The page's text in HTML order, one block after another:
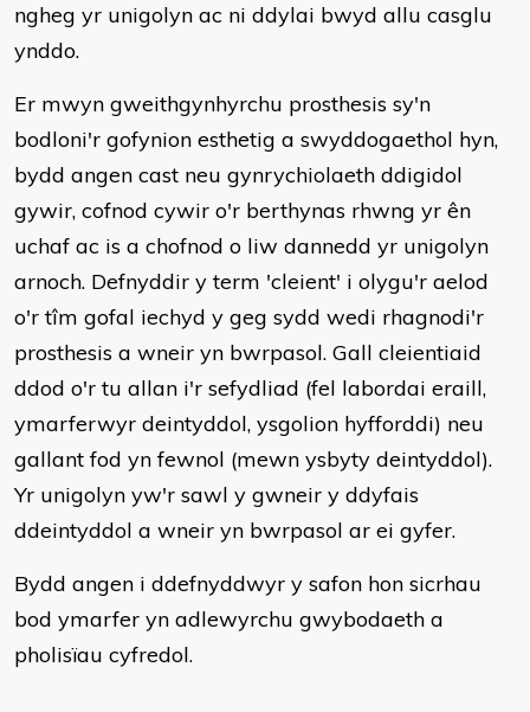
ngheg yr unigolyn ac ni ddylai bwyd allu casglu
ynddo.
Er mwyn gweithgynhyrchu prosthesis sy'n
bodloni'r gofynion esthetig a swyddogaethol hyn,
bydd angen cast neu gynrychiolaeth ddigidol
gywir, cofnod cywir o'r berthynas rhwng yr ên
uchaf ac is a chofnod o liw dannedd yr unigolyn
arnoch. Defnyddir y term 'cleient' i olygu'r aelod
o'r tîm gofal iechyd y geg sydd wedi rhagnodi'r
prosthesis a wneir yn bwrpasol. Gall cleientiaid
ddod o'r tu allan i'r sefydliad (fel labordai eraill,
ymarferwyr deintyddol, ysgolion hyfforddi) neu
gallant fod yn fewnol (mewn ysbyty deintyddol).
Yr unigolyn yw'r sawl y gwneir y ddyfais
ddeintyddol a wneir yn bwrpasol ar ei gyfer.
Bydd angen i ddefnyddwyr y safon hon sicrhau
bod ymarfer yn adlewyrchu gwybodaeth a
pholisïau cyfredol.